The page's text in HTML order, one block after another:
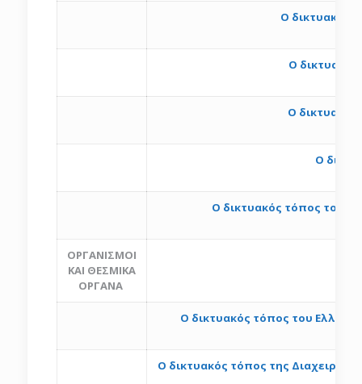
O δικτυακός
Ο
Ο
Ο
Ο δικτυακός τόπος του
ΟΡΓΑΝΙΣΜΟΙ
ΚΑΙ ΘΕΣΜΙΚΑ
ΟΡΓΑΝΑ
O δικτυακός τόπος του
O δικτυακός τόπος της